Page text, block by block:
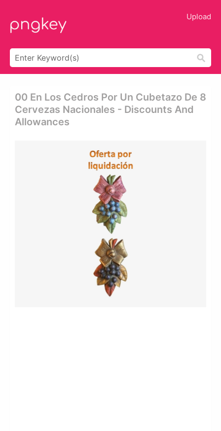
Upload
00 En Los Cedros Por Un Cubetazo De 8
Cervezas Nacionales - Discounts And
Allowances